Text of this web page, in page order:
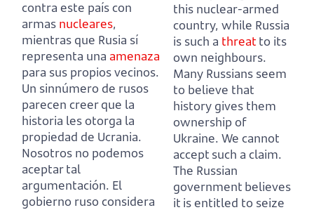
contra este país con
armas nucleares,
mientras que Rusia sí
representa una amenaza
para sus propios vecinos.
Un sinnúmero de rusos
parecen creer que la
historia les otorga la
propiedad de Ucrania.
Nosotros no podemos
aceptar tal
argumentación. El
gobierno ruso considera
this nuclear-armed
country, while Russia
is such a threat to its
own neighbours.
Many Russians seem
to believe that
history gives them
ownership of
Ukraine. We cannot
accept such a claim.
The Russian
government believes
it is entitled to seize